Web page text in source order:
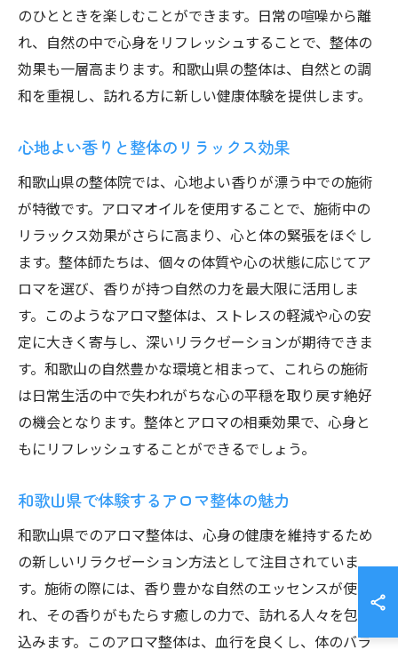
のひとときを楽しむことができます。日常の喧噪から離
れ、自然の中で心身をリフレッシュすることで、整体の
効果も一層高まります。和歌山県の整体は、自然との調
和を重視し、訪れる方に新しい健康体験を提供します。
心地よい香りと整体のリラックス効果
和歌山県の整体院では、心地よい香りが漂う中での施術
が特徴です。アロマオイルを使用することで、施術中の
リラックス効果がさらに高まり、心と体の緊張をほぐし
ます。整体師たちは、個々の体質や心の状態に応じてア
ロマを選び、香りが持つ自然の力を最大限に活用しま
す。このようなアロマ整体は、ストレスの軽減や心の安
定に大きく寄与し、深いリラクゼーションが期待できま
す。和歌山の自然豊かな環境と相まって、これらの施術
は日常生活の中で失われがちな心の平穏を取り戻す絶好
の機会となります。整体とアロマの相乗効果で、心身と
もにリフレッシュすることができるでしょう。
和歌山県で体験するアロマ整体の魅力
和歌山県でのアロマ整体は、心身の健康を維持するため
の新しいリラクゼーション方法として注目されていま
す。施術の際には、香り豊かな自然のエッセンスが使わ
れ、その香りがもたらす癒しの力で、訪れる人々を包み
込みます。このアロマ整体は、血行を良くし、体のバラ